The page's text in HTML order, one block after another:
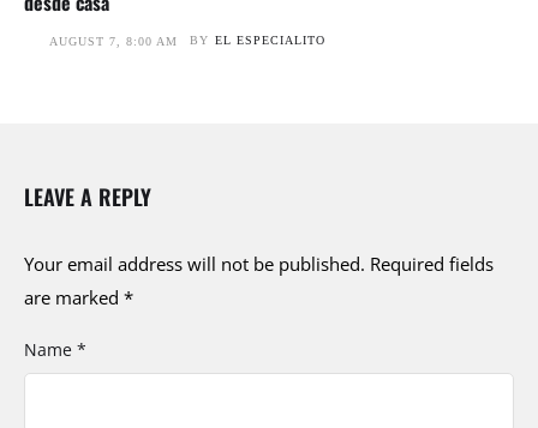
AUGUST 7, 8:00 AM BY EL ESPECIALITO
LEAVE A REPLY
Your email address will not be published. Required fields
are marked *
Name *